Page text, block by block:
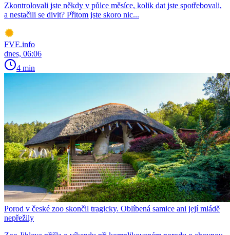
Zkontrolovali jste někdy v půlce měsíce, kolik dat jste spotřebovali,
a nestačili se divit? Přitom jste skoro nic...
FVE.info
dnes, 06:06
4 min
Porod v české zoo skončil tragicky. Oblíbená samice ani její mládě
nepřežily